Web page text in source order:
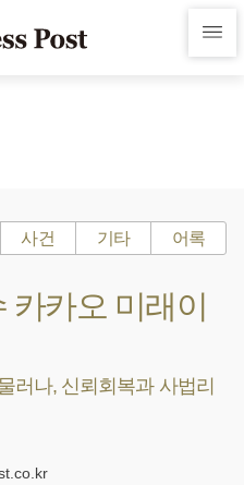
사건 기타 어록
카카오 미래이
러나, 신뢰회복과 사법리